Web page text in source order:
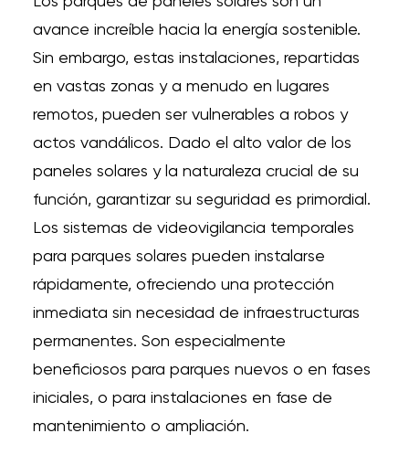
avance increíble hacia la energía sostenible.
Sin embargo, estas instalaciones, repartidas
en vastas zonas y a menudo en lugares
remotos, pueden ser vulnerables a robos y
actos vandálicos. Dado el alto valor de los
paneles solares y la naturaleza crucial de su
función, garantizar su seguridad es primordial.
Los sistemas de videovigilancia temporales
para parques solares pueden instalarse
rápidamente, ofreciendo una protección
inmediata sin necesidad de infraestructuras
permanentes. Son especialmente
beneficiosos para parques nuevos o en fases
iniciales, o para instalaciones en fase de
mantenimiento o ampliación.